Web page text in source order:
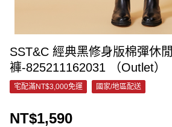
SST&C 經典黑修身版棉彈休閒
褲-825211162031 （Outlet）
宅配滿NT$3,000免運 國家/地區配送
NT$1,590